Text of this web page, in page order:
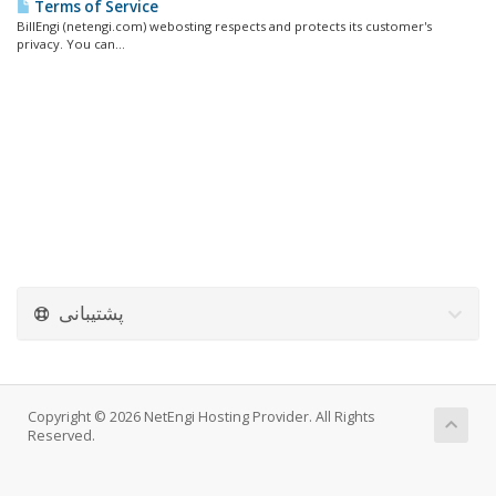
Terms of Service
BillEngi (netengi.com) webosting respects and protects its customer's
privacy. You can...
پشتیبانی
Copyright © 2026 NetEngi Hosting Provider. All Rights
Reserved.